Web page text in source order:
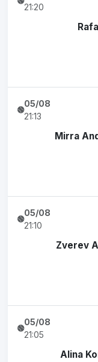
21:20
05/08
21:13
Mirra
05/08
21:10
Zverev
05/08
21:05
Alina